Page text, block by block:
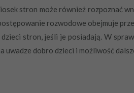
stron może również rozpoznać
rozwodowe obejmuje
stron, jeśli je posiadają. W
dobro dzieci i możliwość